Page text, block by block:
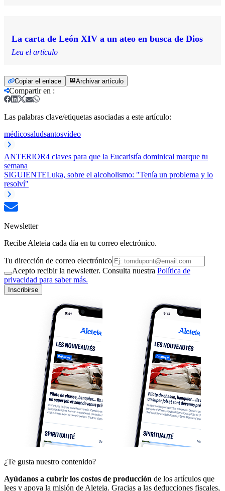
La carta de León XIV a un ateo en busca de Dios
Lea el artículo
Copiar el enlace Archivar artículo
Compartir en :
Las palabras clave/etiquetas asociadas a este artículo:
médicosaludsantosvideo
ANTERIOR4 claves para que la Eucaristía dominical marque tu
semana
SIGUIENTELuka, sobre el alcoholismo: "Tenía un problema y lo
resolví"
Newsletter
Recibe Aleteia cada día en tu correo electrónico.
Tu dirección de correo electrónico
Acepto recibir la newsletter. Consulta nuestra Política de
privacidad para saber más.
Inscribirse
¿Te gusta nuestro contenido?
Ayúdanos a cubrir los costos de producción de los artículos que
lees y apoya la misión de Aleteia. Gracias a las deducciones fiscales,